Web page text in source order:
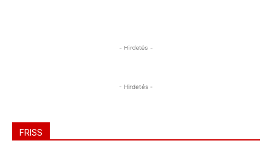
- Hirdetés -
- Hirdetés -
FRISS